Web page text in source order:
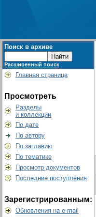
Поиск в архиве
Расширенный поиск
Главная страница
Просмотреть
Разделы
и коллекции
По дате
По автору
По заглавию
По тематике
Просмотр документов
Последние поступления
Зарегистрированным:
Обновления на e-mail